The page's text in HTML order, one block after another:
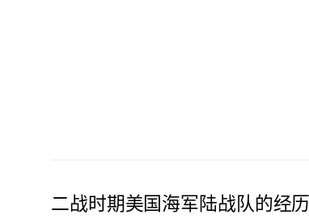
二战时期美国海军陆战队的经历